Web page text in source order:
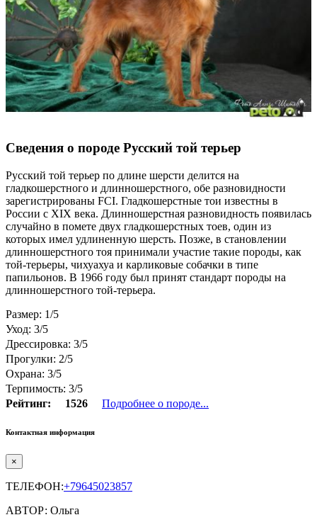
Сведения о породе Русский той терьер
Русский той терьер по длине шерсти делится на
гладкошерстного и длинношерстного, обе разновидности
зарегистрированы FCI. Гладкошерстные тои известны в
России с XIX века. Длинношерстная разновидность появилась
случайно в помете двух гладкошерстных тоев, один из
которых имел удлиненную шерсть. Позже, в становлении
длинношерстного тоя принимали участие такие породы, как
той-терьеры, чихуахуа и карликовые собачки в типе
папильонов. В 1966 году был принят стандарт породы на
длинношерстного той-терьера.
Размер: 1/5
Уход: 3/5
Дрессировка: 3/5
Прогулки: 2/5
Охрана: 3/5
Терпимость: 3/5
Рейтинг:
1526 Подробнее о породе...
Контактная информация
×
ТЕЛЕФОН:+79645023857
АВТОР: Ольга